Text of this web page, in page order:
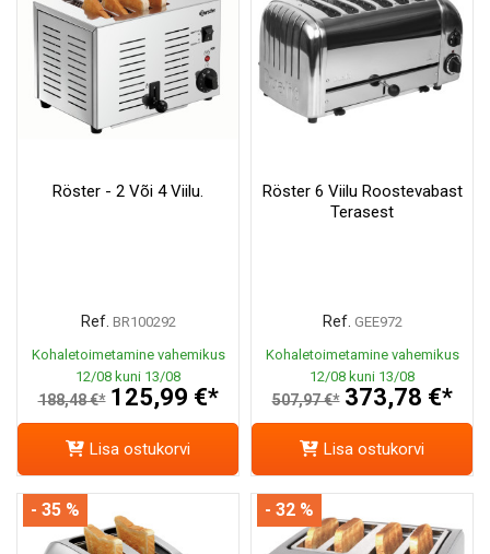
Röster - 2 Või 4 Viilu.
Ref. BR100292
Kohaletoimetamine vahemikus
12/08 kuni 13/08
188,48 €* 125,99 €*
Lisa ostukorvi
Röster 6 Viilu Roostevabast
Terasest
Ref. GEE972
Kohaletoimetamine vahemikus
12/08 kuni 13/08
507,97 €* 373,78 €*
Lisa ostukorvi
- 35 % - 32 %